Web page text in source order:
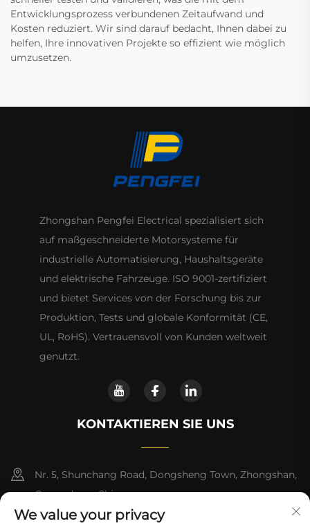
Entwicklungsprozess verbundenen Zeitaufwand und
Kosten reduziert. Wir sind darauf bedacht, Ihnen dabei zu
helfen, Ihre innovativen Projekte so effizient wie möglich
umzusetzen.
Zhongshan Pengfei Electrical spezialisiert sich
auf maßgeschneiderte Motorsysteme für
industrielle Automatisierung, Haushaltsgeräte
und elektrische Fahrzeuge. ISO 9001-zertifiziert
und bietet Services von der Forschung bis zur
Produktion, Tests und globale Konformität (CE,
UL, RoHS). Vertrauensvoll von Kunden weltweit
genutzt.
KONTAKTIEREN SIE UNS
Nr. 5, Shunchang Road, Dongsheng Town, Zhongshan,
Guangdong, China
+86-18028357686
We value your privacy